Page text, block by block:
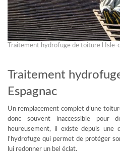
Traitement hydrofuge de toiture l Isle-
Traitement
Espagnac
Un remplacement complet d’une
donc souvent inaccessible pour
heureusement, il existe depuis une
l’hydrofuge qui permet de protéger
lui redonner un bel éclat.